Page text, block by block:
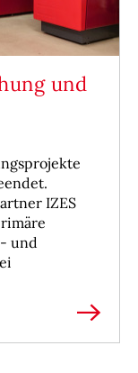
und
IZES
und